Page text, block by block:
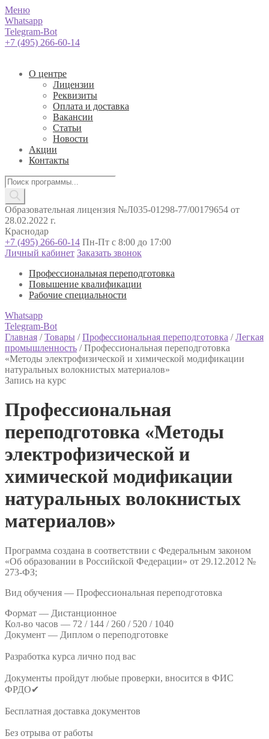
Меню
Whatsapp
Telegram-Bot
+7 (495) 266-60-14
О центре
Лицензии
Реквизиты
Оплата и доставка
Вакансии
Статьи
Новости
Акции
Контакты
Поиск
товаров
Образовательная лицензия №Л035-01298-77/00179654 от
28.02.2022 г.
Краснодар
+7 (495) 266-60-14 Пн-Пт с 8:00 до 17:00
Личный кабинет Заказать звонок
Профессиональная переподготовка
Повышение квалификации
Рабочие специальности
Whatsapp
Telegram-Bot
Главная /Товары /Профессиональная переподготовка /Легкая
промышленность /Профессиональная переподготовка
«Методы электрофизической и химической модификации
натуральных волокнистых материалов»
Запись на курс
Профессиональная
переподготовка «Методы
электрофизической и
химической модификации
натуральных волокнистых
материалов»
Программа создана в соответствии с Федеральным законом
«Об образовании в Российской Федерации» от 29.12.2012 №
273-ФЗ;
Вид обучения — Профессиональная переподготовка
Формат — Дистанционное
Кол-во часов — 72 / 144 / 260 / 520 / 1040
Документ — Диплом о переподготовке
Разработка курса лично под вас
Документы пройдут любые проверки, вносится в ФИС
ФРДО✔
Бесплатная доставка документов
Без отрыва от работы